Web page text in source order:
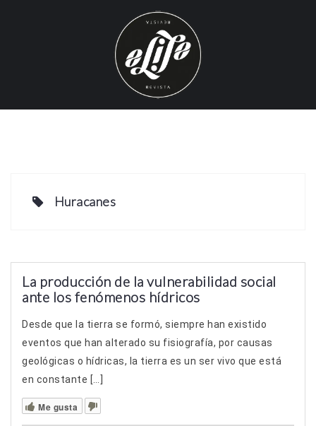
Huracanes
La producción de la vulnerabilidad social
ante los fenómenos hídricos
Desde que la tierra se formó, siempre han existido
eventos que han alterado su fisiografía, por causas
geológicas o hídricas, la tierra es un ser vivo que está
en constante […]
Me gusta